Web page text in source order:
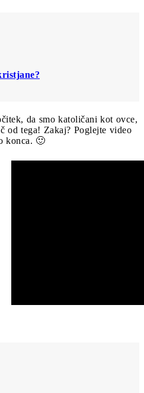
da smo katoličani kot ovce,
od tega! Zakaj? Poglejte video
konca. 🙂